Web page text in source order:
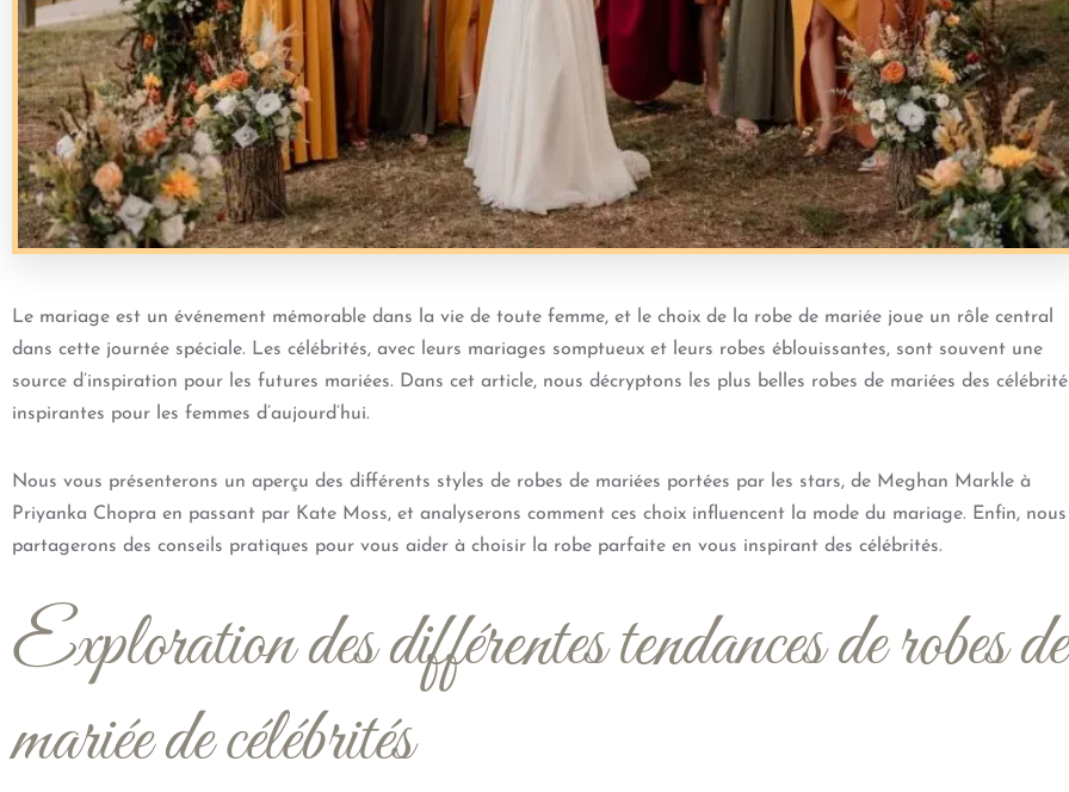
Le mariage est un événement mémorable dans la vie de toute femme, et le choix de la robe de mariée joue un rôle central
dans cette journée spéciale. Les célébrités, avec leurs mariages somptueux et leurs robes éblouissantes, sont souvent une
source d’inspiration pour les futures mariées. Dans cet article, nous décryptons les plus belles robes de mariées des
inspirantes pour les femmes d’aujourd’hui.
Nous vous présenterons un aperçu des différents styles de robes de mariées portées par les stars, de Meghan Markle à
Priyanka Chopra en passant par Kate Moss, et analyserons comment ces choix influencent la mode du mariage. Enfin, nous
partagerons des conseils pratiques pour vous aider à choisir la robe parfaite en vous inspirant des célébrités.
Exploration des différentes tendances de robes de
mariée de célébrités